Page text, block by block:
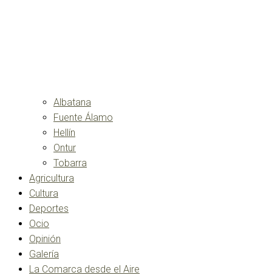
Albatana
Fuente Álamo
Hellín
Ontur
Tobarra
Agricultura
Cultura
Deportes
Ocio
Opinión
Galería
La Comarca desde el Aire